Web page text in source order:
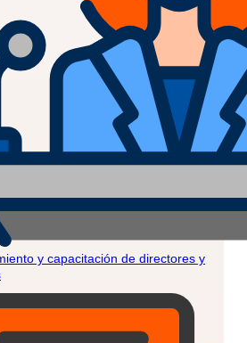
y capacitación de directores y